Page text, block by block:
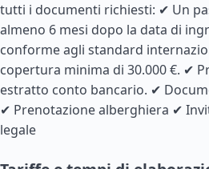
tutti i documenti richiesti: ✔ Un
almeno 6 mesi dopo la data di
conforme agli standard
copertura minima di 30.000 €. ✔
estratto conto bancario. ✔
✔ Prenotazione alberghiera ✔
legale